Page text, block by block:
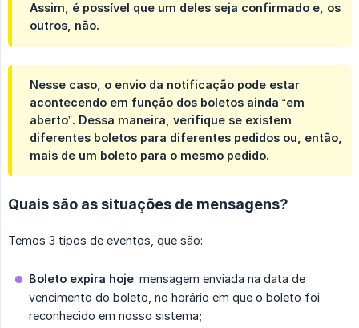
Assim, é possível que um deles seja confirmado e, os
outros, não.
Nesse caso, o envio da notificação pode estar
acontecendo em função dos boletos ainda “em
aberto”. Dessa maneira, verifique se existem
diferentes boletos para diferentes pedidos ou, então,
mais de um boleto para o mesmo pedido.
Quais são as situações de mensagens?
Temos 3 tipos de eventos, que são:
Boleto expira hoje: mensagem enviada na data de
vencimento do boleto, no horário em que o boleto foi
reconhecido em nosso sistema;